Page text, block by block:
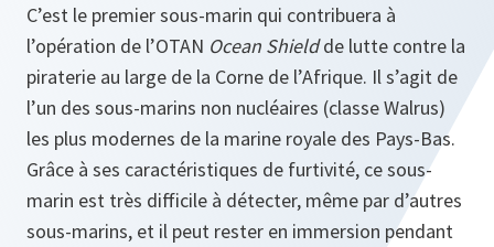
C’est le premier sous-marin qui contribuera à
l’opération de l’OTAN Ocean Shieldde lutte contre la
piraterie au large de la Corne de l’Afrique. Il s’agit de
l’un des sous-marins non nucléaires (classe Walrus)
les plus modernes de la marine royale des Pays-Bas.
Grâce à ses caractéristiques de furtivité, ce sous-
marin est très difficile à détecter, même par d’autres
sous-marins, et il peut rester en immersion pendant